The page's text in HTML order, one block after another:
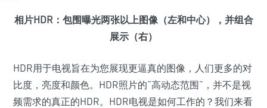
相片HDR：包围曝光两张以上图像（左和中心），并组合
展示（右）
HDR用于电视旨在为您展现更逼真的图像，人们更多的对
比度，亮度和颜色。HDR照片的“高动态范围”，并不是视
频需求的真正的HDR。HDR电视是如何工作的？我们来看